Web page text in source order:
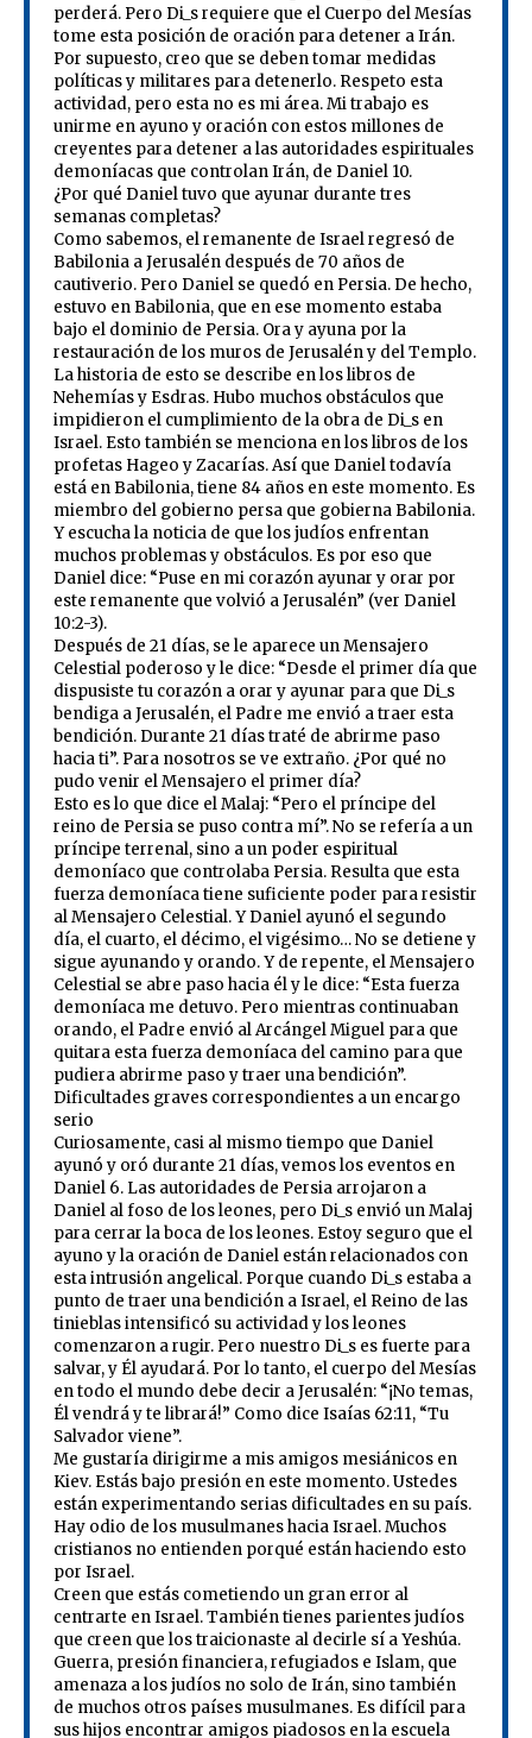
perderá. Pero Di_s requiere que el Cuerpo del Mesías
tome esta posición de oración para detener a Irán.
Por supuesto, creo que se deben tomar medidas
políticas y militares para detenerlo. Respeto esta
actividad, pero esta no es mi área. Mi trabajo es
unirme en ayuno y oración con estos millones de
creyentes para detener a las autoridades espirituales
demoníacas que controlan Irán, de Daniel 10.
¿Por qué Daniel tuvo que ayunar durante tres
semanas completas?
Como sabemos, el remanente de Israel regresó de
Babilonia a Jerusalén después de 70 años de
cautiverio. Pero Daniel se quedó en Persia. De hecho,
estuvo en Babilonia, que en ese momento estaba
bajo el dominio de Persia. Ora y ayuna por la
restauración de los muros de Jerusalén y del Templo.
La historia de esto se describe en los libros de
Nehemías y Esdras. Hubo muchos obstáculos que
impidieron el cumplimiento de la obra de Di_s en
Israel. Esto también se menciona en los libros de los
profetas Hageo y Zacarías. Así que Daniel todavía
está en Babilonia, tiene 84 años en este momento. Es
miembro del gobierno persa que gobierna Babilonia.
Y escucha la noticia de que los judíos enfrentan
muchos problemas y obstáculos. Es por eso que
Daniel dice: “Puse en mi corazón ayunar y orar por
este remanente que volvió a Jerusalén” (ver Daniel
10:2-3).
Después de 21 días, se le aparece un Mensajero
Celestial poderoso y le dice: “Desde el primer día que
dispusiste tu corazón a orar y ayunar para que Di_s
bendiga a Jerusalén, el Padre me envió a traer esta
bendición. Durante 21 días traté de abrirme paso
hacia ti”. Para nosotros se ve extraño. ¿Por qué no
pudo venir el Mensajero el primer día?
Esto es lo que dice el Malaj: “Pero el príncipe del
reino de Persia se puso contra mí”. No se refería a un
príncipe terrenal, sino a un poder espiritual
demoníaco que controlaba Persia. Resulta que esta
fuerza demoníaca tiene suficiente poder para resistir
al Mensajero Celestial. Y Daniel ayunó el segundo
día, el cuarto, el décimo, el vigésimo… No se detiene y
sigue ayunando y orando. Y de repente, el Mensajero
Celestial se abre paso hacia él y le dice: “Esta fuerza
demoníaca me detuvo. Pero mientras continuaban
orando, el Padre envió al Arcángel Miguel para que
quitara esta fuerza demoníaca del camino para que
pudiera abrirme paso y traer una bendición”.
Dificultades graves correspondientes a un encargo
serio
Curiosamente, casi al mismo tiempo que Daniel
ayunó y oró durante 21 días, vemos los eventos en
Daniel 6. Las autoridades de Persia arrojaron a
Daniel al foso de los leones, pero Di_s envió un Malaj
para cerrar la boca de los leones. Estoy seguro que el
ayuno y la oración de Daniel están relacionados con
esta intrusión angelical. Porque cuando Di_s estaba a
punto de traer una bendición a Israel, el Reino de las
tinieblas intensificó su actividad y los leones
comenzaron a rugir. Pero nuestro Di_s es fuerte para
salvar, y Él ayudará. Por lo tanto, el cuerpo del Mesías
en todo el mundo debe decir a Jerusalén: “¡No temas,
Él vendrá y te librará!” Como dice Isaías 62:11, “Tu
Salvador viene”.
Me gustaría dirigirme a mis amigos mesiánicos en
Kiev. Estás bajo presión en este momento. Ustedes
están experimentando serias dificultades en su país.
Hay odio de los musulmanes hacia Israel. Muchos
cristianos no entienden porqué están haciendo esto
por Israel.
Creen que estás cometiendo un gran error al
centrarte en Israel. También tienes parientes judíos
que creen que los traicionaste al decirle sí a Yeshúa.
Guerra, presión financiera, refugiados e Islam, que
amenaza a los judíos no solo de Irán, sino también
de muchos otros países musulmanes. Es difícil para
sus hijos encontrar amigos piadosos en la escuela